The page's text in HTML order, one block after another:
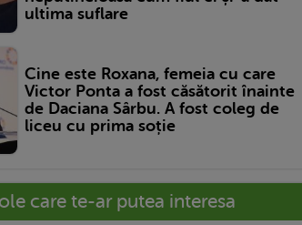
ultima suflare
Cine este Roxana, femeia cu care
Victor Ponta a fost căsătorit înainte
de Daciana Sârbu. A fost coleg de
liceu cu prima soție
care te-ar putea interesa